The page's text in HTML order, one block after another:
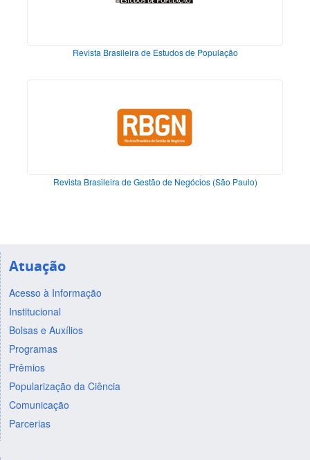
Revista Brasileira de Estudos de População
Revista Brasileira de Gestão de Negócios (São Paulo)
Atuação
Acesso à Informação
Institucional
Bolsas e Auxílios
Programas
Prêmios
Popularização da Ciência
Comunicação
Parcerias